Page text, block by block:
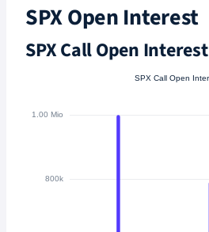
SPX Open Interest
SPX Call Open Interest